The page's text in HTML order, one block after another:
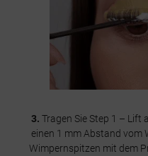
3. Tragen Sie Step 1 – Lift
einen 1 mm Abstand vom
Wimpernspitzen mit dem